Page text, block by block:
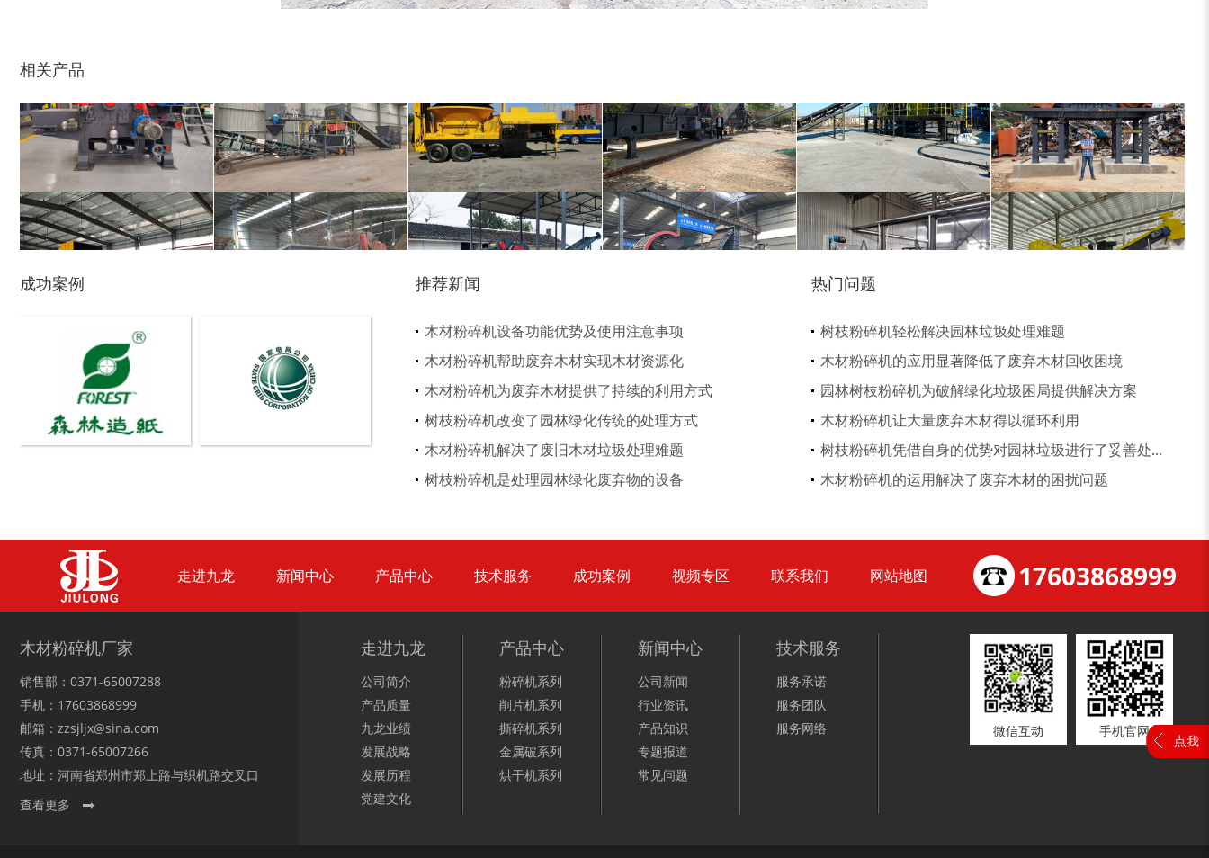
相关产品
木材切片机 大型木材粉碎机 圆盘破碎机 综合破碎机 大型稻草捆撕碎机... 金属撕碎机
大型秸秆粉碎机 废旧轮胎胶粉设备... 锯末粉碎机 大件垃圾处理设备...
树枝粉碎机 稻草破碎机 切枝机 玉米秸秆粉碎机
生物质综合破碎机... 废钢破碎机 模板破碎机
成功案例 推荐新闻
木材粉碎机设备功能优势及使用注意事项
木材粉碎机帮助废弃木材实现木材资源化
木材粉碎机为废弃木材提供了持续的利用方式
树枝粉碎机改变了园林绿化传统的处理方式
木材粉碎机解决了废旧木材垃圾处理难题
树枝粉碎机是处理园林绿化废弃物的设备
热门问题
树枝粉碎机轻松解决园林垃圾处理难题
木材粉碎机的应用显著降低了废弃木材回收困境
园林树枝粉碎机为破解绿化垃圾困局提供解决方案
木材粉碎机让大量废弃木材得以循环利用
树枝粉碎机凭借自身的优势对园林垃圾进行了妥善处...
木材粉碎机的运用解决了废弃木材的困扰问题
走进九龙 新闻中心 产品中心 技术服务 成功案例 视频专区 联系我们 网站地图 17603868999
木材粉碎机厂家
销售部：0371-65007288
手机：17603868999
邮箱：zzsjljx@sina.com
传真：0371-65007266
地址：河南省郑州市郑上路与织机路交叉口
查看更多
走进九龙
公司简介
产品质量
九龙业绩
发展战略
发展历程
党建文化
产品中心
粉碎机系列
削片机系列
撕碎机系列
金属破系列
烘干机系列
新闻中心
公司新闻
行业资讯
产品知识
专题报道
常见问题
技术服务
服务承诺
服务团队
服务网络
微信互动 手机官网
点我